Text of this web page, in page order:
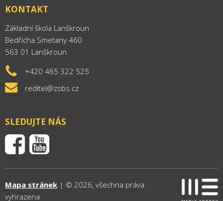
KONTAKT
Základní škola Lanškroun
Bedřicha Smetany 460
563 01 Lanškroun
+420 465 322 525
reditel@zsbs.cz
SLEDUJTE NÁS
Mapa stránek | © 2026, všechna práva
vyhrazena